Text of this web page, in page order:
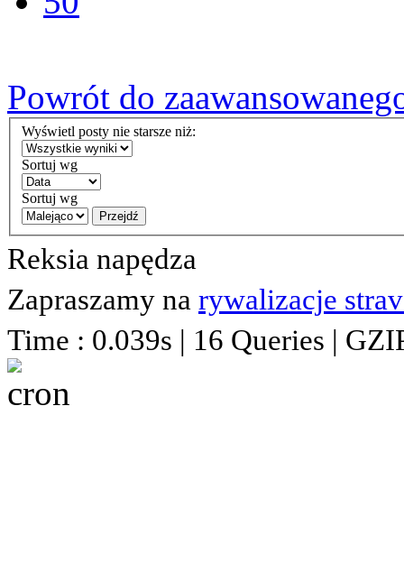
Powrót do
Wyświetl posty nie starsze niż:
Sortuj wg
Sortuj wg
Przejdź
Reksia napędza
Zapraszamy na rywalizacje
Time : 0.039s | 16 Queries |